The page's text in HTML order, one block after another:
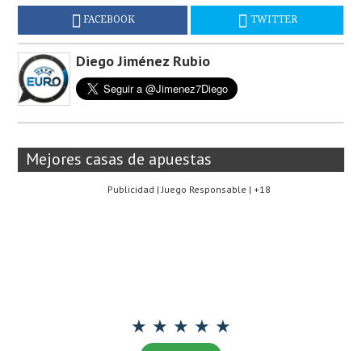
FACEBOOK TWITTER
Diego Jiménez Rubio
Mejores casas de apuestas
Publicidad | Juego Responsable | +18
★ ★ ★ ★ ★